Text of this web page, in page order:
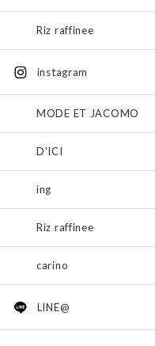
Riz raffinee
instagram
MODE ET JACOMO
D'ICI
ing
Riz raffinee
carino
LINE@